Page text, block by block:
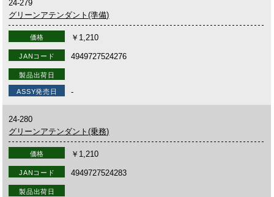
24-279
グリーンアテンダント(準備)
価格 ￥1,210
JANコード 4949727524276
製品出荷日
ASSY発売日 -
24-280
グリーンアテンダント(乗務)
価格 ￥1,210
JANコード 4949727524283
製品出荷日